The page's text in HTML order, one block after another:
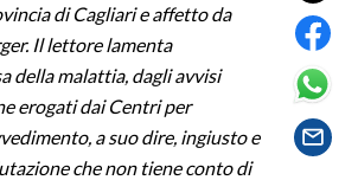
di Cagliari e affetto da
. Il lettore lamenta
della malattia, dagli avvisi
erogati dai Centri per
a suo dire, ingiusto e
che non tiene conto di